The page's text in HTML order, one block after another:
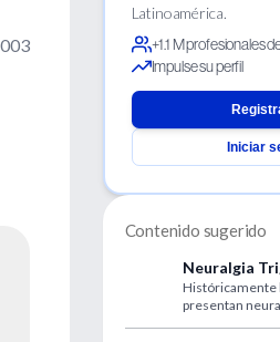
Latinoamérica.
+1.1 M profesionales
Impulse su perfil
Iniciar
Contenido sugerido
Neuralgia
Idiopática
Históricamente
presentan